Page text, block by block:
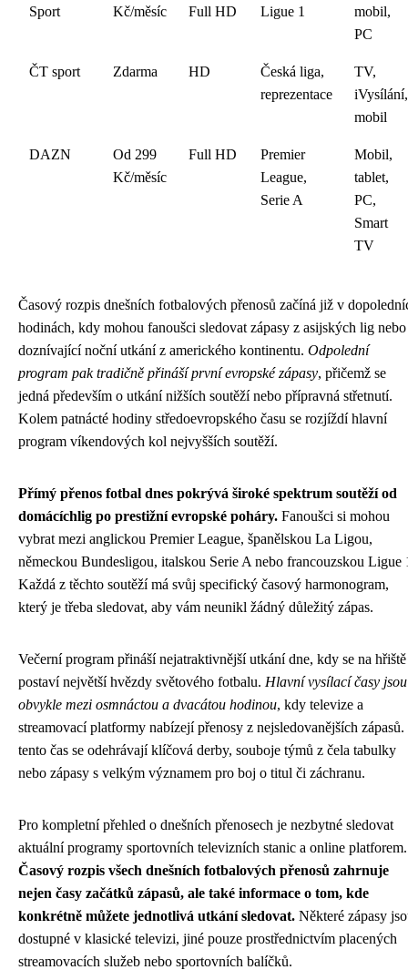
Sport Kč/měsíc Full HD Ligue 1
mobil,
PC
ČT sport Zdarma HD
Česká liga,
reprezentace
TV,
iVysílání,
mobil
DAZN
Od 299
Kč/měsíc
Full HD
Premier
League,
Serie A
Mobil,
tablet,
PC,
Smart
TV
Časový rozpis dnešních fotbalových přenosů začíná již v
hodinách, kdy mohou fanoušci sledovat zápasy z asijských lig nebo
doznívající noční utkání z amerického kontinentu. Odpolední
program pak tradičně přináší první evropské zápasy, přičemž se
jedná především o utkání nižších soutěží nebo přípravná střetnutí.
Kolem patnácté hodiny středoevropského času se rozjíždí hlavní
program víkendových kol nejvyšších soutěží.
Přímý přenos fotbal dnes pokrývá široké spektrum soutěží od
domácíchlig po prestižní evropské poháry. Fanoušci si mohou
vybrat mezi anglickou Premier League, španělskou La Ligou,
německou Bundesligou, italskou Serie A nebo francouzskou Ligue
Každá z těchto soutěží má svůj specifický časový harmonogram,
který je třeba sledovat, aby vám neunikl žádný důležitý zápas.
Večerní program přináší nejatraktivnější utkání dne, kdy se na hřiště
postaví největší hvězdy světového fotbalu. Hlavní vysílací časy jsou
obvykle mezi osmnáctou a dvacátou hodinou, kdy televize a
streamovací platformy nabízejí přenosy z nejsledovanějších
tento čas se odehrávají klíčová derby, souboje týmů z čela tabulky
nebo zápasy s velkým významem pro boj o titul či záchranu.
Pro kompletní přehled o dnešních přenosech je nezbytné sledovat
aktuální programy sportovních televizních stanic a online platforem.
Časový rozpis všech dnešních fotbalových přenosů zahrnuje
nejen časy začátků zápasů, ale také informace o tom, kde
konkrétně můžete jednotlivá utkání sledovat. Některé zápasy
dostupné v klasické televizi, jiné pouze prostřednictvím placených
streamovacích služeb nebo sportovních balíčků.